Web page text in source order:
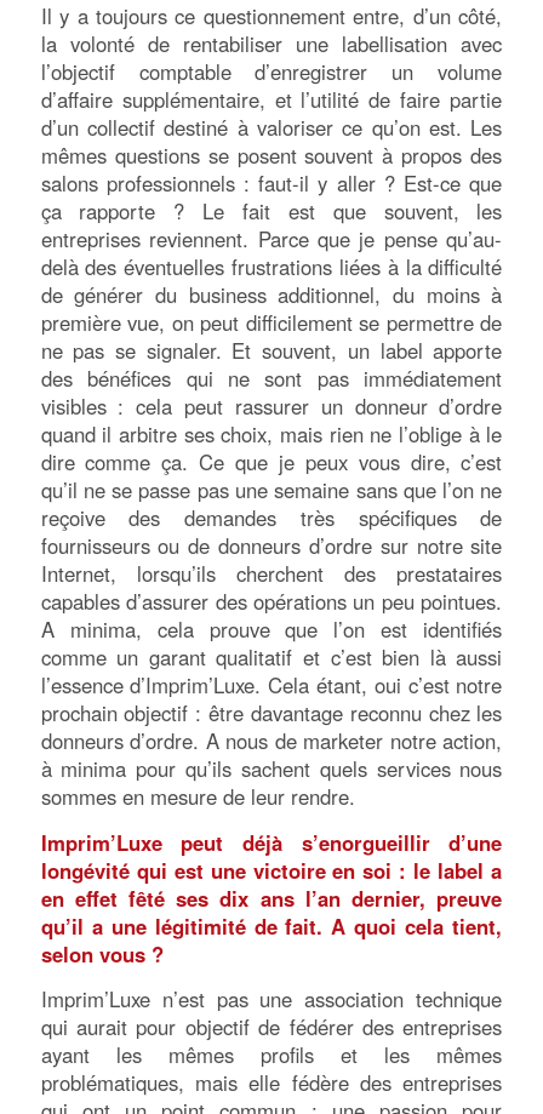
Il y a toujours ce questionnement entre, d’un côté,
la volonté de rentabiliser une labellisation avec
l’objectif comptable d’enregistrer un volume
d’affaire supplémentaire, et l’utilité de faire partie
d’un collectif destiné à valoriser ce qu’on est. Les
mêmes questions se posent souvent à propos des
salons professionnels : faut-il y aller ? Est-ce que
ça rapporte ? Le fait est que souvent, les
entreprises reviennent. Parce que je pense qu’au-
delà des éventuelles frustrations liées à la difficulté
de générer du business additionnel, du moins à
première vue, on peut difficilement se permettre de
ne pas se signaler. Et souvent, un label apporte
des bénéfices qui ne sont pas immédiatement
visibles : cela peut rassurer un donneur d’ordre
quand il arbitre ses choix, mais rien ne l’oblige à le
dire comme ça. Ce que je peux vous dire, c’est
qu’il ne se passe pas une semaine sans que l’on ne
reçoive des demandes très spécifiques de
fournisseurs ou de donneurs d’ordre sur notre site
Internet, lorsqu’ils cherchent des prestataires
capables d’assurer des opérations un peu pointues.
A minima, cela prouve que l’on est identifiés
comme un garant qualitatif et c’est bien là aussi
l’essence d’Imprim’Luxe. Cela étant, oui c’est notre
prochain objectif : être davantage reconnu chez les
donneurs d’ordre. A nous de marketer notre action,
à minima pour qu’ils sachent quels services nous
sommes en mesure de leur rendre.
Imprim’Luxe peut déjà s’enorgueillir d’une
longévité qui est une victoire en soi : le label a
en effet fêté ses dix ans l’an dernier, preuve
qu’il a une légitimité de fait. A quoi cela tient,
selon vous ?
Imprim’Luxe n’est pas une association technique
qui aurait pour objectif de fédérer des entreprises
ayant les mêmes profils et les mêmes
problématiques, mais elle fédère des entreprises